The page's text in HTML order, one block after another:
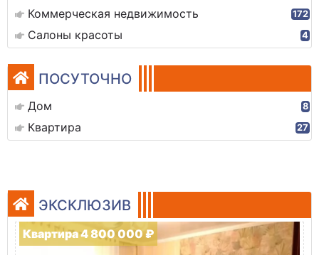
Коммерческая недвижимость 172
Салоны красоты 4
ПОСУТОЧНО
Дом 8
Квартира 27
ЭКСКЛЮЗИВ
Квартира 4 800 000 ₽